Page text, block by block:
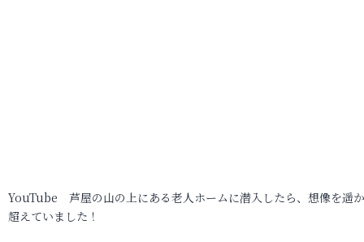
YouTube 芦屋の山の上にある老人ホームに潜入したら、想像を遥
超えていました！